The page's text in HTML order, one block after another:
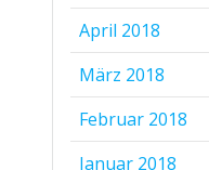
April 2018
März 2018
Februar 2018
Januar 2018